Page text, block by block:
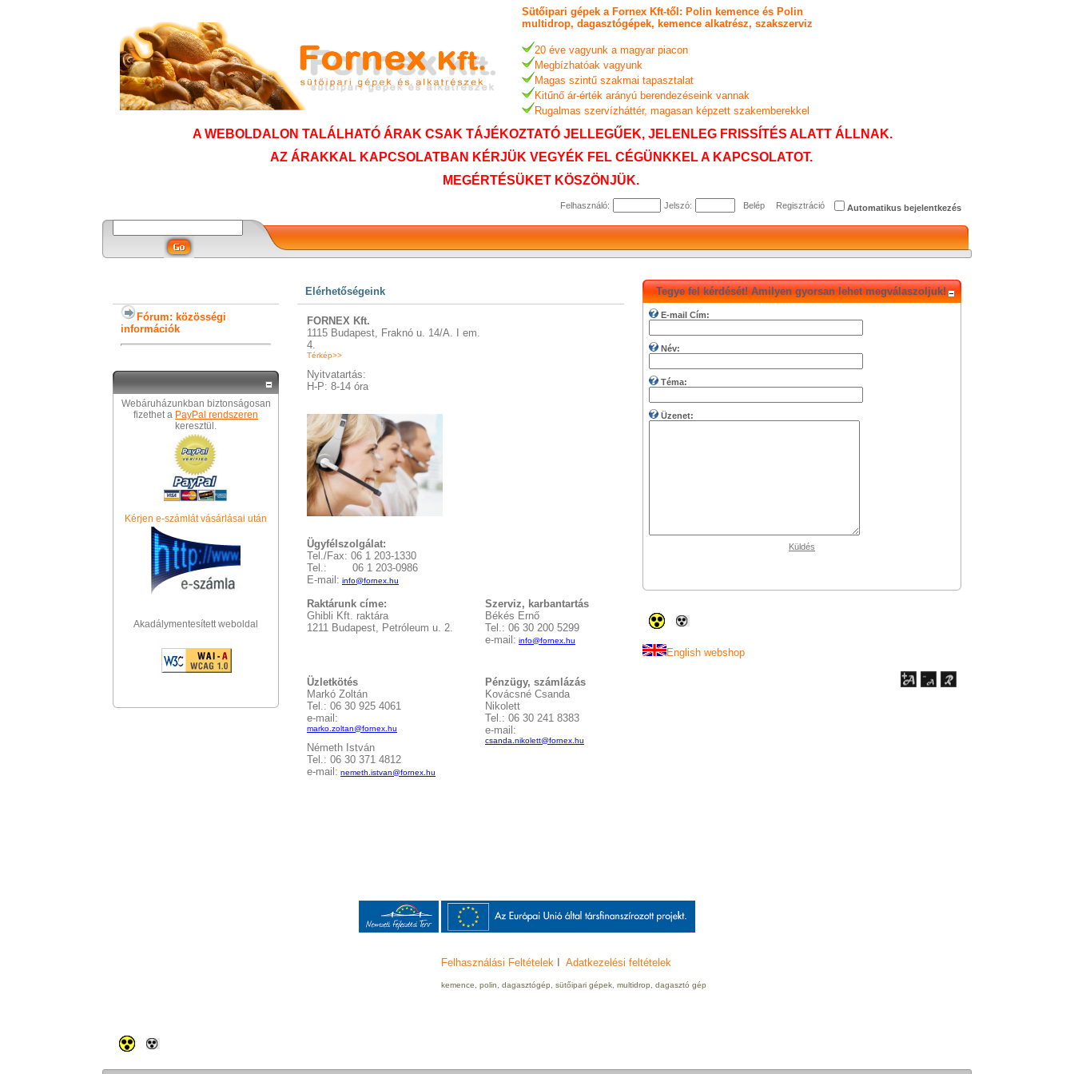
Sütőipari gépek a Fornex Kft-től: Polin kemence és Polin
multidrop, dagasztógépek, kemence alkatrész, szakszerviz
20 éve vagyunk a magyar piacon
Megbízhatóak vagyunk
Magas szintű szakmai tapasztalat
Kitűnő ár-érték arányú berendezéseink vannak
Rugalmas szervízháttér, magasan képzett szakemberekkel
A WEBOLDALON TALÁLHATÓ ÁRAK CSAK TÁJÉKOZTATÓ JELLEGŰEK, JELENLEG FRISSÍTÉS ALATT ÁLLNAK.
AZ ÁRAKKAL KAPCSOLATBAN KÉRJÜK VEGYÉK FEL CÉGÜNKKEL A KAPCSOLATOT.
MEGÉRTÉSÜKET KÖSZÖNJÜK.
Felhasználó: Jelszó: Regisztráció Automatikus bejelentkezés
Fórum: közösségi
információk
Webáruházunkban biztonságosan
fizethet a PayPal rendszeren
keresztül.
Kérjen e-számlát vásárlásai után
Akadálymentesített weboldal
Elérhetőségeink
FORNEX Kft.
1115 Budapest, Fraknó u. 14/A. I em.
4.
Térkép>>
Nyitvatartás:
H-P: 8-14 óra
Ügyfélszolgálat:
Tel./Fax: 06 1 203-1330
Tel.: 06 1 203-0986
E-mail: info@fornex.hu
Raktárunk címe:
Ghibli Kft. raktára
1211 Budapest, Petróleum u. 2.
Szerviz, karbantartás
Békés Ernő
Tel.: 06 30 200 5299
e-mail: info@fornex.hu
Üzletkötés
Markó Zoltán
Tel.: 06 30 925 4061
e-mail:
marko.zoltan@fornex.hu
Németh István
Tel.: 06 30 371 4812
e-mail: nemeth.istvan@fornex.hu
Pénzügy, számlázás
Kovácsné Csanda
Nikolett
Tel.: 06 30 241 8383
e-mail:
csanda.nikolett@fornex.hu
Tegye fel kérdését! Amilyen gyorsan lehet megválaszoljuk!
E-mail Cím:
Név:
Téma:
Üzenet:
Küldés
English webshop
Felhasználási Feltételek Adatkezelési feltételek
kemence, polin, dagasztógép, sütőipari gépek, multidrop, dagasztó gép